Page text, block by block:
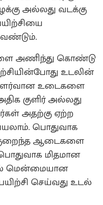
அல்லது வடக்கு
அணிந்து கொண்டு
உடலின்
உடைகளை
குளிர் அல்லது
அதற்கு ஏற்ற
பொதுவாக
குறைந்த ஆடைகளை
மிதமான
மென்மையான
செய்வது உடல்